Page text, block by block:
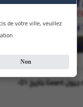
01 أغسطس 2026
تحديثات لأجهزة جيون Geant بتاريخ 01-
de votre ville, veuillez
Non